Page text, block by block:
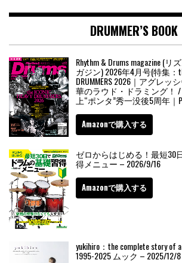
DRUMMER’S BOOK
Rhythm & Drums magazine (
ガジン) 2026年4月号(特集：
DRUMMERS 2026｜アグレ
華のラウド・ドラミング！
上“ポンタ”秀一没後5周年｜
Amazonで購入する
ゼロからはじめる！最短30
得メニュー – 2026/9/16
Amazonで購入する
yukihiro：the complete story of
1995-2025 ムック – 2025/12/8